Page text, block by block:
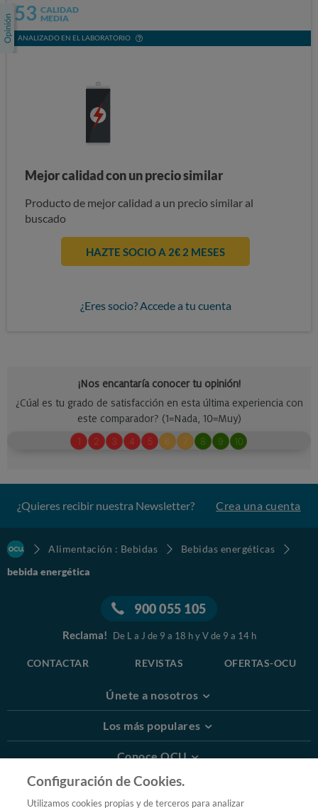
53 CALIDAD
MEDIA
ANALIZADO EN EL LABORATORIO
Mejor calidad con un precio similar
Producto de mejor calidad a un precio similar al
buscado
HAZTE SOCIO A 2€ 2 MESES
¿Eres socio? Accede a tu cuenta
¿Quieres recibir nuestra Newsletter? Crea una cuenta
Alimentación : Bebidas
Bebidas energéticas
bebida energética
900 055 105
Reclama! De L a J de 9 a 18 h y V de 9 a 14 h
CONTACTAR REVISTAS OFERTAS-OCU
Únete a nosotros
Los más populares
Conoce OCU
Más Información
Configuración de Cookies.
Utilizamos cookies propias y de terceros para analizar